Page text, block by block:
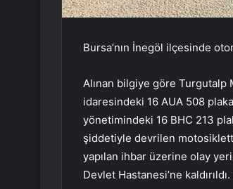
Bursa’nın İnegöl ilçesinde
Alınan bilgiye göre Turgutalp
idaresindeki 16 AUA 508
yönetimindeki 16 BHC 213
şiddetiyle devrilen
yapılan ihbar üzerine olay
Devlet Hastanesi’ne